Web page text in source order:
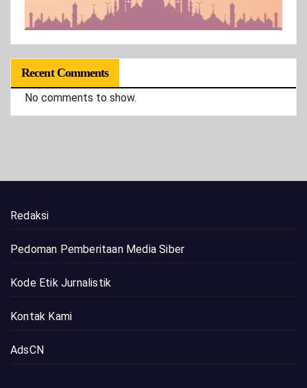
Recent Comments
No comments to show.
Redaksi
Pedoman Pemberitaan Media Siber
Kode Etik Jurnalistik
Kontak Kami
AdsCN